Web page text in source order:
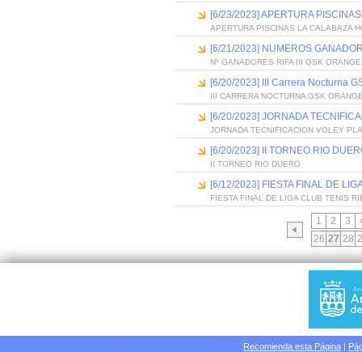
[6/23/2023] APERTURA
APERTURA PISCINAS LA CALABAZA
[6/21/2023] NUMEROS
Nº GANADORES RIFA III GSK
[6/20/2023] III Carrera Nocturna
III CARRERA NOCTURNA GSK
[6/20/2023] JORNADA
JORNADA TECNIFICACION VOLEY
[6/20/2023] II TORNEO RIO
II TORNEO RIO DUERO
[6/12/2023] FIESTA FINAL DE
FIESTA FINAL DE LIGA CLUB TENIS
1 2 3
26 27 28
Recomienda esta Página |